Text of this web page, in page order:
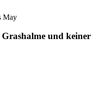
May
und keiner